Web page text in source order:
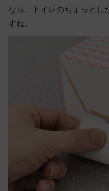
なら、トイレのちょっとし
すね。